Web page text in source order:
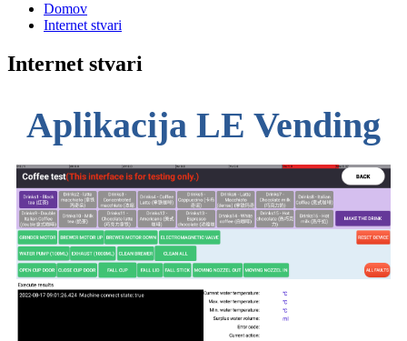
Domov
Internet stvari
Internet stvari
Aplikacija LE Vending